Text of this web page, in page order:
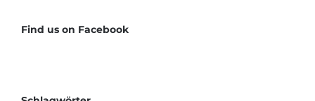
Find us on Facebook